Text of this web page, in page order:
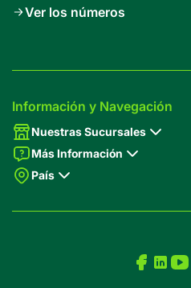
Información y Navegación
Nuestras Sucursales
Más Información
País
Ver los números